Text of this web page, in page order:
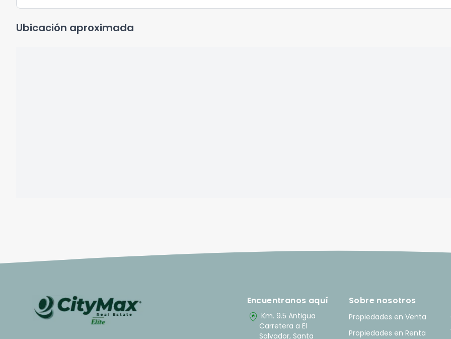
Ubicación aproximada
Encuentranos aquí
home_pin Km. 9.5 Antigua
Carretera a El
Salvador, Santa
Sobre nosotros
Propiedades en Venta
Propiedades en Renta